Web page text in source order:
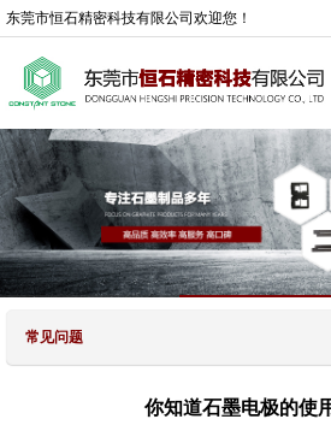
东莞市恒石精密科技有限公司欢迎您！
常见问题
你知道石墨电极的使